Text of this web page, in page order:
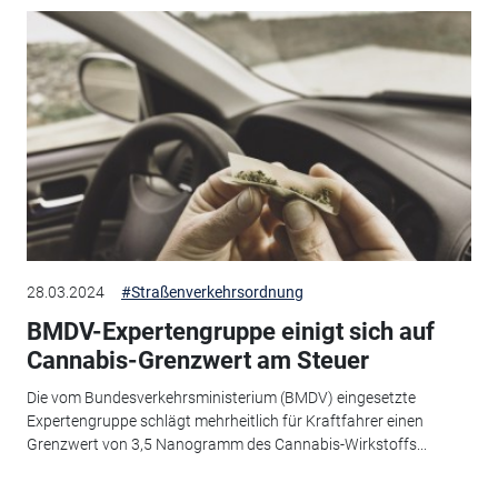
28.03.2024 #Straßenverkehrsordnung
BMDV-Expertengruppe einigt sich auf
Cannabis-Grenzwert am Steuer
Die vom Bundesverkehrsministerium (BMDV) eingesetzte
Expertengruppe schlägt mehrheitlich für Kraftfahrer einen
Grenzwert von 3,5 Nanogramm des Cannabis-Wirkstoffs...